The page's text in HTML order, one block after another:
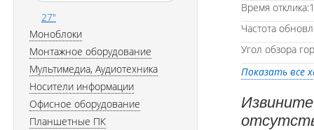
Время
Частота
Угол обзора
Показать все
27"
Моноблоки
Монтажное оборудование
Мультимедиа, Аудиотехника
Носители информации
Офисное оборудование
Планшетные ПК